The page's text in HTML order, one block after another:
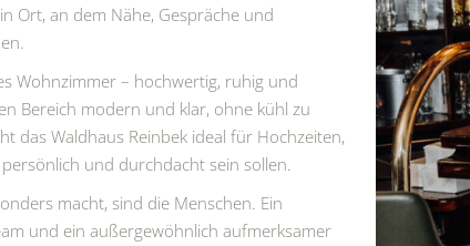
Ort, an dem Nähe, Gespräche und
Wohnzimmer – hochwertig, ruhig und
Bereich modern und klar, ohne kühl zu
das Waldhaus Reinbek ideal für Hochzeiten,
und durchdacht sein sollen.
macht, sind die Menschen. Ein
und ein außergewöhnlich aufmerksamer